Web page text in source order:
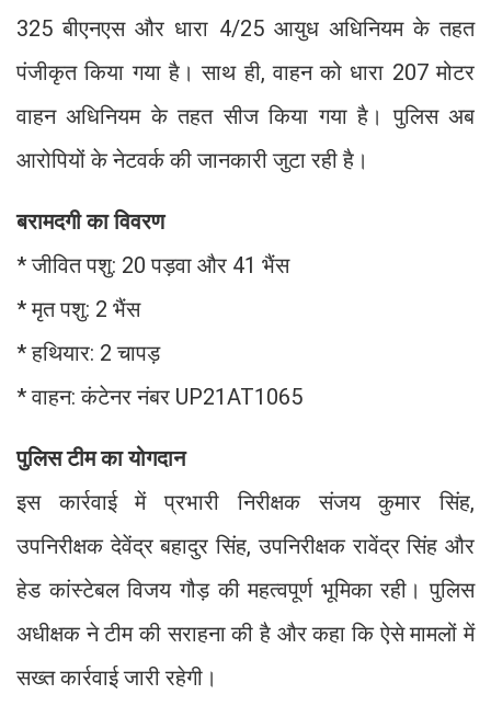
325 बीएनएस और धारा 4/25 आयुध अधिनियम के तहत
पंजीकृत किया गया है। साथ ही, वाहन को धारा 207 मोटर
वाहन अधिनियम के तहत सीज किया गया है। पुलिस अब
आरोपियों के नेटवर्क की जानकारी जुटा रही है।
बरामदगी का विवरण
* जीवित पशु: 20 पड़वा और 41 भैंस
* मृत पशु: 2 भैंस
* हथियार: 2 चापड़
* वाहन: कंटेनर नंबर UP21AT1065
पुलिस टीम का योगदान
इस कार्रवाई में प्रभारी निरीक्षक संजय कुमार सिंह,
उपनिरीक्षक देवेंद्र बहादुर सिंह, उपनिरीक्षक रावेंद्र सिंह और
हेड कांस्टेबल विजय गौड़ की महत्वपूर्ण भूमिका रही। पुलिस
अधीक्षक ने टीम की सराहना की है और कहा कि ऐसे मामलों में
सख्त कार्रवाई जारी रहेगी।